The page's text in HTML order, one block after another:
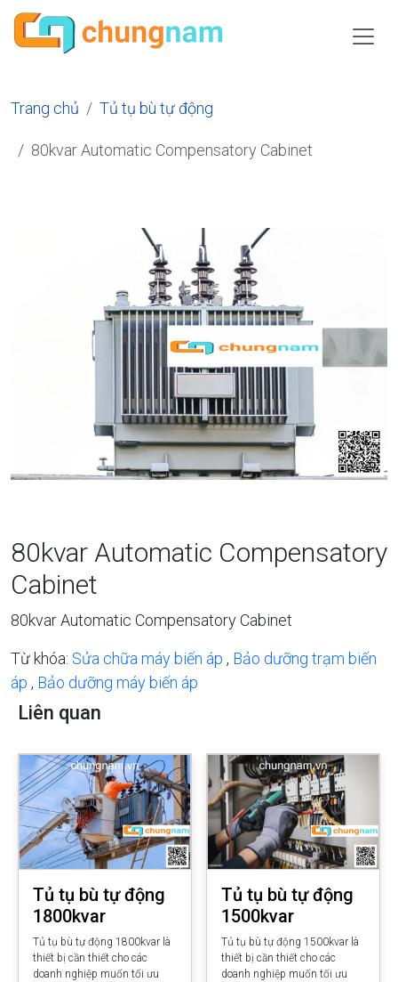
Trang chủ Tủ tụ bù tự động
80kvar Automatic Compensatory Cabinet
80kvar Automatic Compensatory
Cabinet
80kvar Automatic Compensatory Cabinet
Từ khóa: Sửa chữa máy biến áp , Bảo dưỡng trạm biến
áp , Bảo dưỡng máy biến áp
Liên quan
Tủ tụ bù tự động
1800kvar
Tủ tụ bù tự động 1800kvar là
thiết bị cần thiết cho các
doanh nghiệp muốn tối ưu
Tủ tụ bù tự động
1500kvar
Tủ tụ bù tự động 1500kvar là
thiết bị cần thiết cho các
doanh nghiệp muốn tối ưu